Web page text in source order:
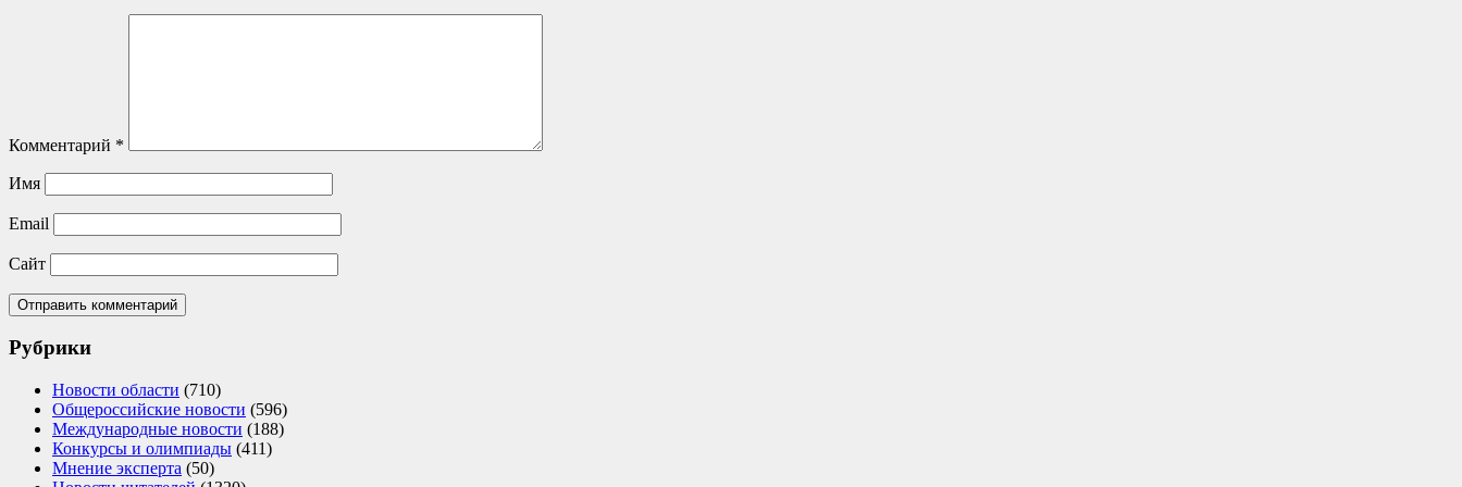
Комментарий *
Имя
Email
Сайт
Рубрики
Новости области (710)
Общероссийские новости (596)
Международные новости (188)
Конкурсы и олимпиады (411)
Мнение эксперта (50)